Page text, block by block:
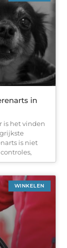
in
is het vinden
is niet
WINKELEN